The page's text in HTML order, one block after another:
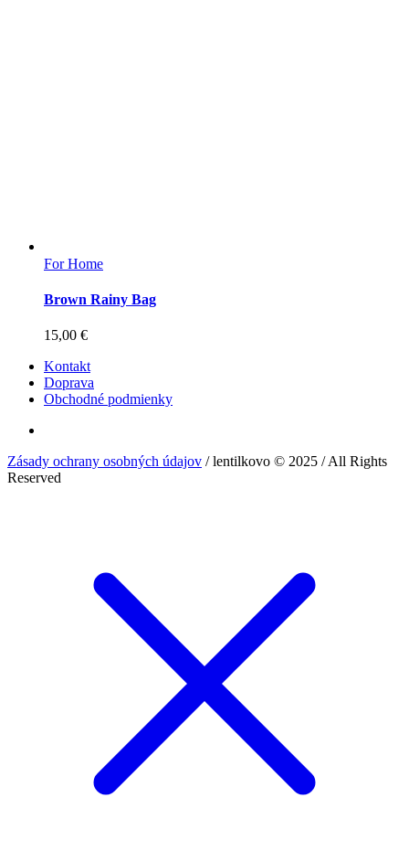
For Home
Brown Rainy Bag
15,00 €
Kontakt
Doprava
Obchodné podmienky
Zásady ochrany osobných údajov / lentilkovo © 2025 / All Rights
Reserved